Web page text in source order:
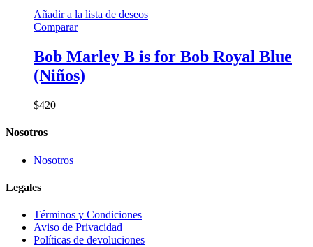
Añadir a la lista de deseos
Comparar
Bob Marley B is for Bob Royal Blue
(Niños)
$420
Nosotros
Nosotros
Legales
Términos y Condiciones
Aviso de Privacidad
Políticas de devoluciones